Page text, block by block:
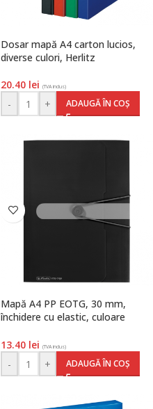
Dosar mapă A4 carton lucios,
diverse culori, Herlitz
20.40 lei (TVA inclus)
- + ADAUGĂ ÎN COȘ
Mapă A4 PP EOTG, 30 mm,
închidere cu elastic, culoare
13.40 lei (TVA inclus)
- + ADAUGĂ ÎN COȘ